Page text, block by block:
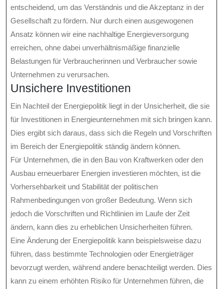
entscheidend, um das Verständnis und die Akzeptanz in der
Gesellschaft zu fördern. Nur durch einen ausgewogenen
Ansatz können wir eine nachhaltige Energieversorgung
erreichen, ohne dabei unverhältnismäßige finanzielle
Belastungen für Verbraucherinnen und Verbraucher sowie
Unternehmen zu verursachen.
Unsichere Investitionen
Ein Nachteil der Energiepolitik liegt in der Unsicherheit, die sie
für Investitionen in Energieunternehmen mit sich bringen kann.
Dies ergibt sich daraus, dass sich die Regeln und Vorschriften
im Bereich der Energiepolitik ständig ändern können.
Für Unternehmen, die in den Bau von Kraftwerken oder den
Ausbau erneuerbarer Energien investieren möchten, ist die
Vorhersehbarkeit und Stabilität der politischen
Rahmenbedingungen von großer Bedeutung. Wenn sich
jedoch die Vorschriften und Richtlinien im Laufe der Zeit
ändern, kann dies zu erheblichen Unsicherheiten führen.
Eine Änderung der Energiepolitik kann beispielsweise dazu
führen, dass bestimmte Technologien oder Energieträger
bevorzugt werden, während andere benachteiligt werden. Dies
kann zu einem erhöhten Risiko für Unternehmen führen, die